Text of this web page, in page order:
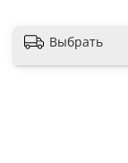
Выбрать